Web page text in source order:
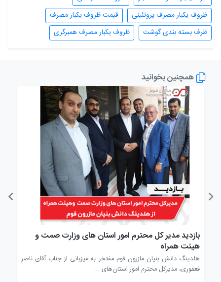
ظروف یکبار مصرف پروتئینی
قیمت ظروف یکبار مصرف
ظرف بسته بندی گوشت
ظروف یکبار مصرف همبرگری
همچنین بخوانید
بازدید مدیر کل محترم امور استان های وزارت صمت و
هیئت همراه
هلدینگ دانش بنیان مازرون فوم مفتخر به میزبانی از جناب آقای ناصر
فغفوری، مدیرکل محترم امور استان‌های ...